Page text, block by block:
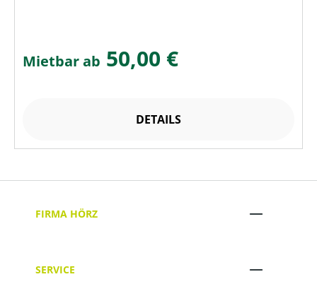
Mietbar ab 50,00 €
DETAILS
FIRMA HÖRZ
SERVICE